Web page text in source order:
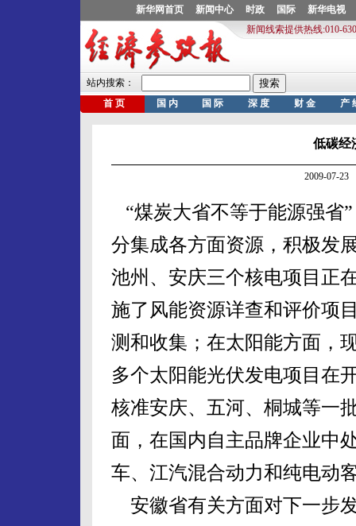
低碳经
2009-07-
“煤炭大省不等于能源强省
分集成各方面资源，积极发
池州、安庆三个核电项目正
施了风能资源详查和评价项
测和收集；在太阳能方面，
多个太阳能光伏发电项目在
核准安庆、五河、桐城等一
面，在国内自主品牌企业中
车、江汽混合动力和纯电动
安徽省有关方面对下一步